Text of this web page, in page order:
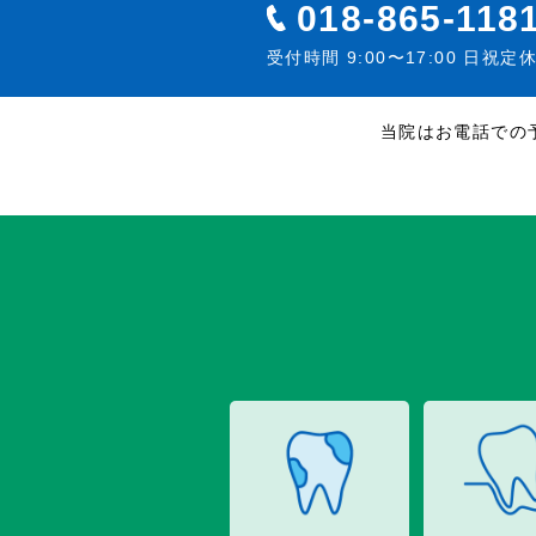
018-865-
受付時間 9:00〜17:00 日祝定休
当院はお電話での